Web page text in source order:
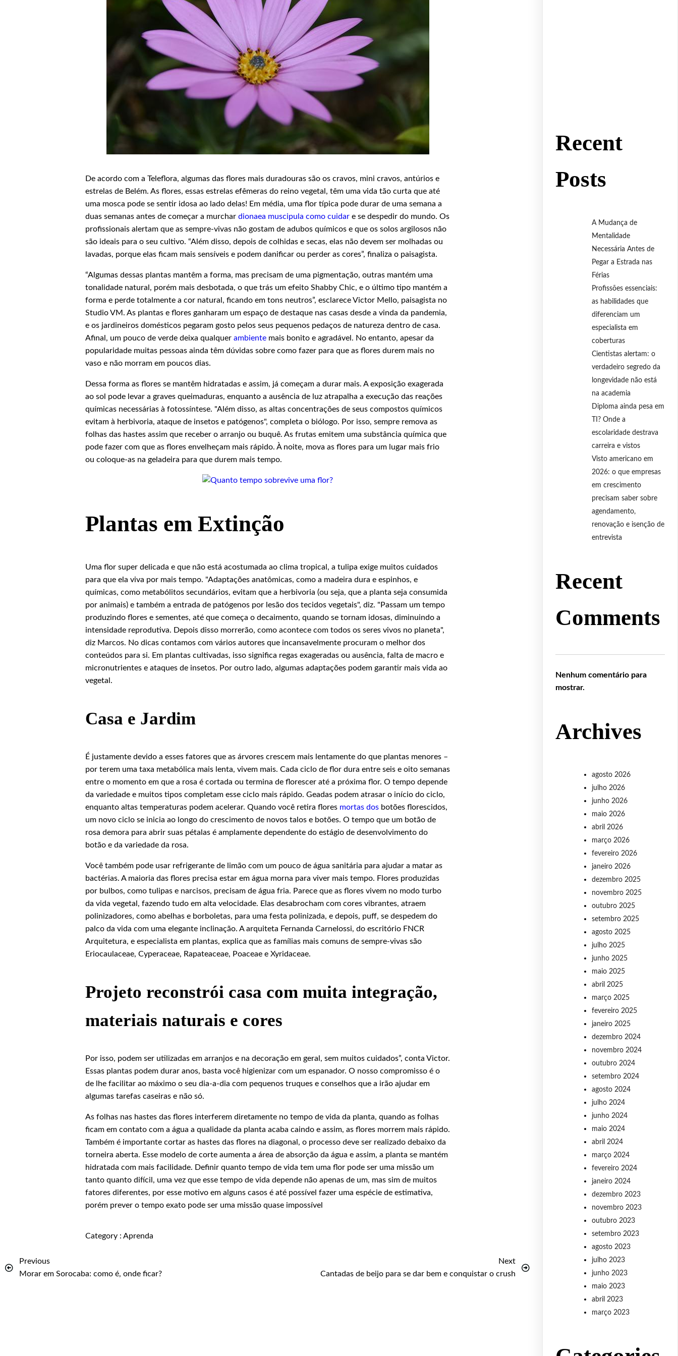
De acordo com a Teleflora, algumas das flores mais duradouras são os cravos, mini cravos, antúrios e
estrelas de Belém. As flores, essas estrelas efêmeras do reino vegetal, têm uma vida tão curta que até
uma mosca pode se sentir idosa ao lado delas! Em média, uma flor típica pode durar de uma semana a
duas semanas antes de começar a murchardionaea muscipula como cuidar e se despedir do mundo. Os
profissionais alertam que as sempre-vivas não gostam de adubos químicos e que os solos argilosos não
são ideais para o seu cultivo. “Além disso, depois de colhidas e secas, elas não devem ser molhadas ou
lavadas, porque elas ficam mais sensíveis e podem danificar ou perder as cores”, finaliza o paisagista.
“Algumas dessas plantas mantêm a forma, mas precisam de uma pigmentação, outras mantém uma
tonalidade natural, porém mais desbotada, o que trás um efeito Shabby Chic, e o último tipo mantém a
forma e perde totalmente a cor natural, ficando em tons neutros”, esclarece Victor Mello, paisagista no
Studio VM. As plantas e flores ganharam um espaço de destaque nas casas desde a vinda da pandemia,
e os jardineiros domésticos pegaram gosto pelos seus pequenos pedaços de natureza dentro de casa.
Afinal, um pouco de verde deixa qualquerambiente mais bonito e agradável. No entanto, apesar da
popularidade muitas pessoas ainda têm dúvidas sobre como fazer para que as flores durem mais no
vaso e não morram em poucos dias.
Dessa forma as flores se mantêm hidratadas e assim, já começam a durar mais. A exposição exagerada
ao sol pode levar a graves queimaduras, enquanto a ausência de luz atrapalha a execução das reações
químicas necessárias à fotossíntese. "Além disso, as altas concentrações de seus compostos químicos
evitam à herbivoria, ataque de insetos e patógenos", completa o biólogo. Por isso, sempre remova as
folhas das hastes assim que receber o arranjo ou buquê. As frutas emitem uma substância química que
pode fazer com que as flores envelheçam mais rápido. À noite, mova as flores para um lugar mais frio
ou coloque-as na geladeira para que durem mais tempo.
Plantas em Extinção
Uma flor super delicada e que não está acostumada ao clima tropical, a tulipa exige muitos cuidados
para que ela viva por mais tempo. "Adaptações anatômicas, como a madeira dura e espinhos, e
químicas, como metabólitos secundários, evitam que a herbivoria (ou seja, que a planta seja consumida
por animais) e também a entrada de patógenos por lesão dos tecidos vegetais", diz. "Passam um tempo
produzindo flores e sementes, até que começa o decaimento, quando se tornam idosas, diminuindo a
intensidade reprodutiva. Depois disso morrerão, como acontece com todos os seres vivos no planeta",
diz Marcos. No dicas contamos com vários autores que incansavelmente procuram o melhor dos
conteúdos para si. Em plantas cultivadas, isso significa regas exageradas ou ausência, falta de macro e
micronutrientes e ataques de insetos. Por outro lado, algumas adaptações podem garantir mais vida ao
vegetal.
Casa e Jardim
É justamente devido a esses fatores que as árvores crescem mais lentamente do que plantas menores –
por terem uma taxa metabólica mais lenta, vivem mais. Cada ciclo de flor dura entre seis e oito semanas
entre o momento em que a rosa é cortada ou termina de florescer até a próxima flor. O tempo depende
da variedade e muitos tipos completam esse ciclo mais rápido. Geadas podem atrasar o início do ciclo,
enquanto altas temperaturas podem acelerar. Quando você retira flores mortas dos botões florescidos,
um novo ciclo se inicia ao longo do crescimento de novos talos e botões. O tempo que um botão de
rosa demora para abrir suas pétalas é amplamente dependente do estágio de desenvolvimento do
botão e da variedade da rosa.
Você também pode usar refrigerante de limão com um pouco de água sanitária para ajudar a matar as
bactérias. A maioria das flores precisa estar em água morna para viver mais tempo. Flores produzidas
por bulbos, como tulipas e narcisos, precisam de água fria. Parece que as flores vivem no modo turbo
da vida vegetal, fazendo tudo em alta velocidade. Elas desabrocham com cores vibrantes, atraem
polinizadores, como abelhas e borboletas, para uma festa polinizada, e depois, puff, se despedem do
palco da vida com uma elegante inclinação. A arquiteta Fernanda Carnelossi, do escritório FNCR
Arquitetura, e especialista em plantas, explica que as famílias mais comuns de sempre-vivas são
Eriocaulaceae, Cyperaceae, Rapateaceae, Poaceae e Xyridaceae.
Projeto reconstrói casa com muita integração,
materiais naturais e cores
Por isso, podem ser utilizadas em arranjos e na decoração em geral, sem muitos cuidados”, conta Victor.
Essas plantas podem durar anos, basta você higienizar com um espanador. O nosso compromisso é o
de lhe facilitar ao máximo o seu dia-a-dia com pequenos truques e conselhos que a irão ajudar em
algumas tarefas caseiras e não só.
As folhas nas hastes das flores interferem diretamente no tempo de vida da planta, quando as folhas
ficam em contato com a água a qualidade da planta acaba caindo e assim, as flores morrem mais rápido.
Também é importante cortar as hastes das flores na diagonal, o processo deve ser realizado debaixo da
torneira aberta. Esse modelo de corte aumenta a área de absorção da água e assim, a planta se mantém
hidratada com mais facilidade. Definir quanto tempo de vida tem uma flor pode ser uma missão um
tanto quanto difícil, uma vez que esse tempo de vida depende não apenas de um, mas sim de muitos
fatores diferentes, por esse motivo em alguns casos é até possível fazer uma espécie de estimativa,
porém prever o tempo exato pode ser uma missão quase impossível
Category : Aprenda
Previous
Morar em Sorocaba: como é, onde ficar?
Next
Cantadas de beijo para se dar bem e conquistar o crush
Recent
Posts
A Mudança de
Mentalidade
Necessária Antes de
Pegar a Estrada nas
Férias
Profissões essenciais:
as habilidades que
diferenciam um
especialista em
coberturas
Cientistas alertam: o
verdadeiro segredo da
longevidade não está
na academia
Diploma ainda pesa em
TI? Onde a
escolaridade destrava
carreira e vistos
Visto americano em
2026: o que empresas
em crescimento
precisam saber sobre
agendamento,
renovação e isenção de
entrevista
Recent
Comments
Nenhum comentário para
mostrar.
Archives
agosto 2026
julho 2026
junho 2026
maio 2026
abril 2026
março 2026
fevereiro 2026
janeiro 2026
dezembro 2025
novembro 2025
outubro 2025
setembro 2025
agosto 2025
julho 2025
junho 2025
maio 2025
abril 2025
março 2025
fevereiro 2025
janeiro 2025
dezembro 2024
novembro 2024
outubro 2024
setembro 2024
agosto 2024
julho 2024
junho 2024
maio 2024
abril 2024
março 2024
fevereiro 2024
janeiro 2024
dezembro 2023
novembro 2023
outubro 2023
setembro 2023
agosto 2023
julho 2023
junho 2023
maio 2023
abril 2023
março 2023